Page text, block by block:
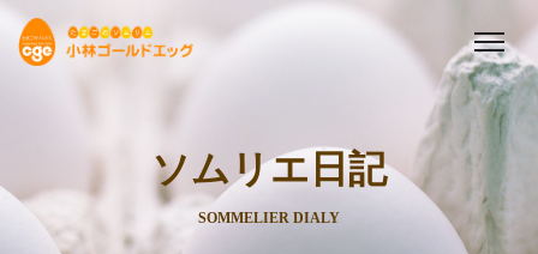
ソムリエ日記
SOMMELIER DIALY